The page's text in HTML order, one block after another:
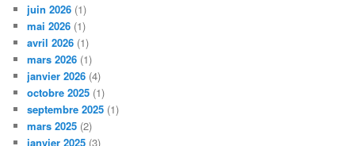
juin 2026 (1)
mai 2026 (1)
avril 2026 (1)
mars 2026 (1)
janvier 2026 (4)
octobre 2025 (1)
septembre 2025 (1)
mars 2025 (2)
janvier 2025 (3)